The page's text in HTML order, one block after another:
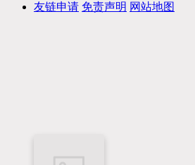
友链申请 免责声明 网站地图